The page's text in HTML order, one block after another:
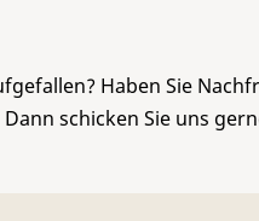
Haben Sie
schicken Sie uns